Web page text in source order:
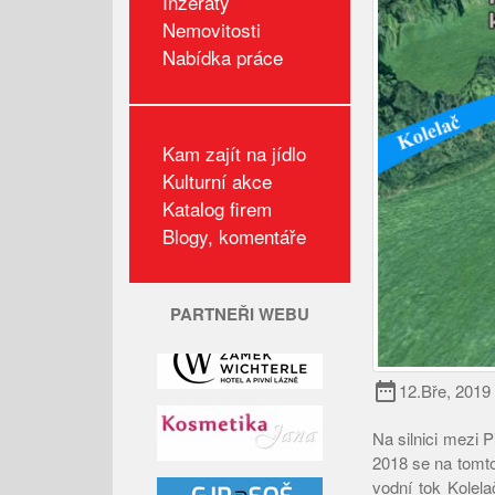
Nemovitosti
Nabídka práce
Kam zajít na jídlo
Kulturní akce
Katalog firem
Blogy, komentáře
PARTNEŘI WEBU
date_range12.Bře, 2019
Na silnici mezi
2018 se na
vodní tok